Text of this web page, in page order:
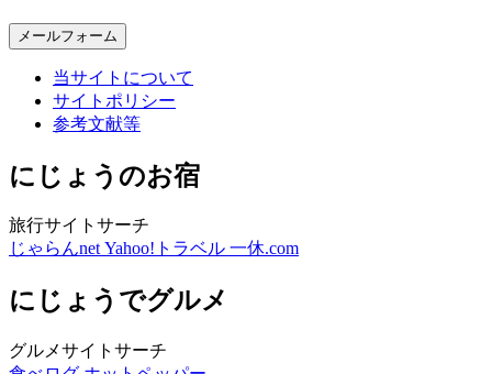
メールフォーム
当サイトについて
サイトポリシー
参考文献等
にじょうのお宿
旅行サイトサーチ
じゃらんnetYahoo!トラベル 一休.com
にじょうでグルメ
グルメサイトサーチ